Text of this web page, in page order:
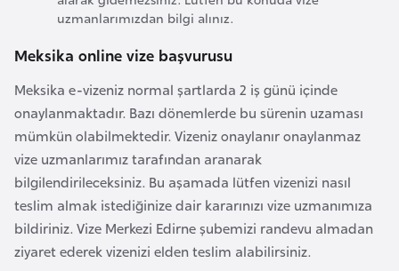
uzmanlarımızdan bilgi alınız.
Meksika online vize başvurusu
Meksika e-vizeniz normal şartlarda 2 iş günü içinde
onaylanmaktadır. Bazı dönemlerde bu sürenin uzaması
mümkün olabilmektedir. Vizeniz onaylanır onaylanmaz
vize uzmanlarımız tarafından aranarak
bilgilendirileceksiniz. Bu aşamada lütfen vizenizi nasıl
teslim almak istediğinize dair kararınızı vize uzmanımıza
bildiriniz. Vize Merkezi Edirne şubemizi randevu almadan
ziyaret ederek vizenizi elden teslim alabilirsiniz.
k
K
o
n
g
o
B
u
l